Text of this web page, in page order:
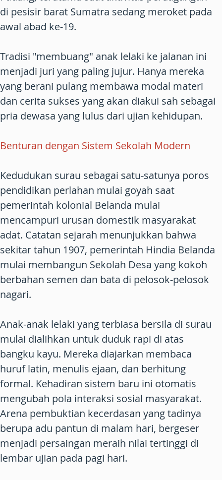
di pesisir barat Sumatra sedang meroket pada
awal abad ke-19.
Tradisi "membuang" anak lelaki ke jalanan ini
menjadi juri yang paling jujur. Hanya mereka
yang berani pulang membawa modal materi
dan cerita sukses yang akan diakui sah sebagai
pria dewasa yang lulus dari ujian kehidupan.
Benturan dengan Sistem Sekolah Modern
Kedudukan surau sebagai satu-satunya poros
pendidikan perlahan mulai goyah saat
pemerintah kolonial Belanda mulai
mencampuri urusan domestik masyarakat
adat. Catatan sejarah menunjukkan bahwa
sekitar tahun 1907, pemerintah Hindia Belanda
mulai membangun Sekolah Desa yang kokoh
berbahan semen dan bata di pelosok-pelosok
nagari.
Anak-anak lelaki yang terbiasa bersila di surau
mulai dialihkan untuk duduk rapi di atas
bangku kayu. Mereka diajarkan membaca
huruf latin, menulis ejaan, dan berhitung
formal. Kehadiran sistem baru ini otomatis
mengubah pola interaksi sosial masyarakat.
Arena pembuktian kecerdasan yang tadinya
berupa adu pantun di malam hari, bergeser
menjadi persaingan meraih nilai tertinggi di
lembar ujian pada pagi hari.